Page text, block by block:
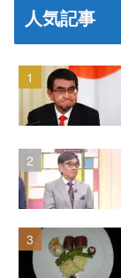
人気記事